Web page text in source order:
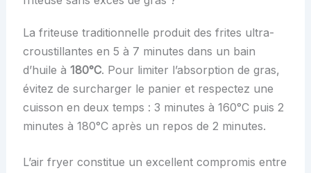
La friteuse traditionnelle produit des frites ultra-
croustillantes en 5 à 7 minutes dans un bain
d’huile à 180°C. Pour limiter l’absorption de gras,
évitez de surcharger le panier et respectez une
cuisson en deux temps : 3 minutes à 160°C puis 2
minutes à 180°C après un repos de 2 minutes.
L’air fryer constitue un excellent compromis entre